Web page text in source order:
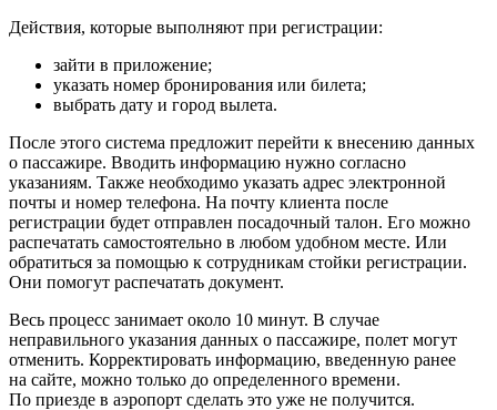
Действия, которые выполняют при регистрации:
зайти в приложение;
указать номер бронирования или билета;
выбрать дату и город вылета.
После этого система предложит перейти к внесению данных
о пассажире. Вводить информацию нужно согласно
указаниям. Также необходимо указать адрес электронной
почты и номер телефона. На почту клиента после
регистрации будет отправлен посадочный талон. Его можно
распечатать самостоятельно в любом удобном месте. Или
обратиться за помощью к сотрудникам стойки регистрации.
Они помогут распечатать документ.
Весь процесс занимает около 10 минут. В случае
неправильного указания данных о пассажире, полет могут
отменить. Корректировать информацию, введенную ранее
на сайте, можно только до определенного времени.
По приезде в аэропорт сделать это уже не получится.